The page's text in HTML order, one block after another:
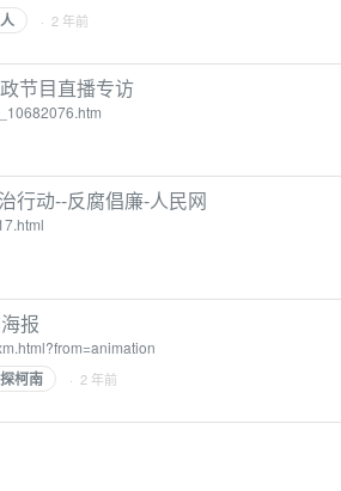
· 2 年前
节目直播专访
行动--反腐倡廉-人民网
报
柯南 · 2 年前